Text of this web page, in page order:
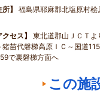
所
福島県耶麻郡北塩原村
クセス
東北道郡山ＪＣＴ
猪苗代磐梯高原ＩＣ～国道
で裏磐梯方面へ
この施